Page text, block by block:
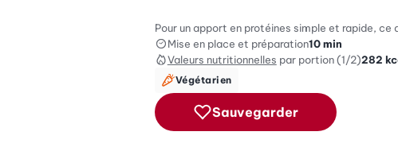
Pour un apport en protéines simple et rapide, ce
Mise en place et préparation10 min
Valeurs nutritionnelles par portion (1/2)282
Végétarien
Sauvegarder